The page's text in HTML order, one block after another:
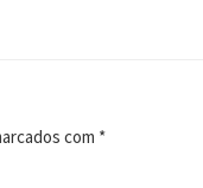
com *